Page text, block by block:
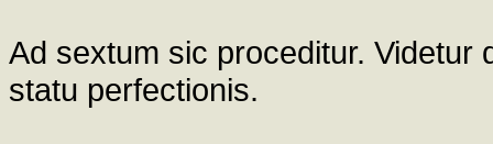
Ad sextum sic proceditur. Videtur
statu perfectionis.